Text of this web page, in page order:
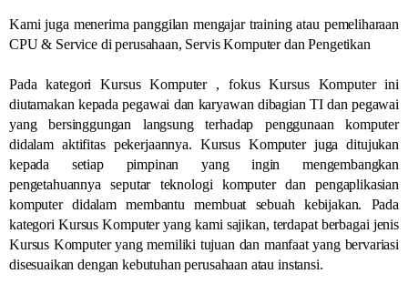
Kami juga menerima panggilan mengajar training atau pemeliharaan
CPU & Service di perusahaan, Servis Komputer dan Pengetikan
Pada kategori Kursus Komputer , fokus Kursus Komputer ini
diutamakan kepada pegawai dan karyawan dibagian TI dan pegawai
yang bersinggungan langsung terhadap penggunaan komputer
didalam aktifitas pekerjaannya. Kursus Komputer juga ditujukan
kepada setiap pimpinan yang ingin mengembangkan
pengetahuannya seputar teknologi komputer dan pengaplikasian
komputer didalam membantu membuat sebuah kebijakan. Pada
kategori Kursus Komputer yang kami sajikan, terdapat berbagai jenis
Kursus Komputer yang memiliki tujuan dan manfaat yang bervariasi
disesuaikan dengan kebutuhan perusahaan atau instansi.